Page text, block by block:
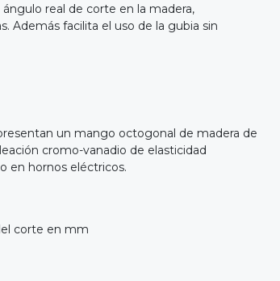
real de corte en la madera,
Además facilita el uso de la gubia sin
un mango octogonal de madera de
cromo-vanadio de elasticidad
en hornos eléctricos.
corte en mm